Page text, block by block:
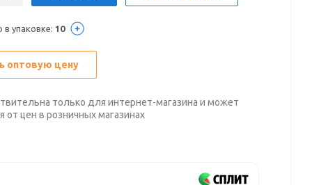
в упаковке: 10
оптовую цену
только для интернет-магазина и может
от цен в розничных магазинах